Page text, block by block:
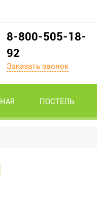
8-800-505-18-
92
Заказать звонок
ПОСТЕЛЬ